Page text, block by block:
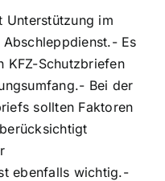
Unterstützung im
Es
KFZ-Schutzbriefen
Bei der
sollten Faktoren
ebenfalls wichtig.-